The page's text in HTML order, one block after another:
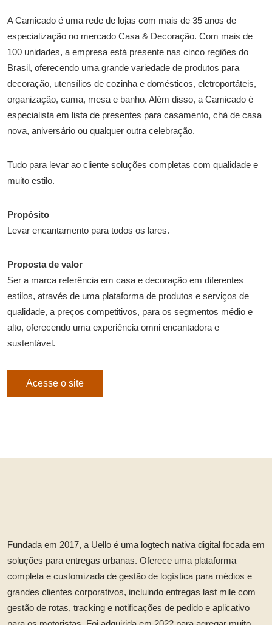
A Camicado é uma rede de lojas com mais de 35 anos de
especialização no mercado Casa & Decoração. Com mais de
100 unidades, a empresa está presente nas cinco regiões do
Brasil, oferecendo uma grande variedade de produtos para
decoração, utensílios de cozinha e domésticos, eletroportáteis,
organização, cama, mesa e banho. Além disso, a Camicado é
especialista em lista de presentes para casamento, chá de casa
nova, aniversário ou qualquer outra celebração.
Tudo para levar ao cliente soluções completas com qualidade e
muito estilo.
Propósito
Levar encantamento para todos os lares.
Proposta de valor
Ser a marca referência em casa e decoração em diferentes
estilos, através de uma plataforma de produtos e serviços de
qualidade, a preços competitivos, para os segmentos médio e
alto, oferecendo uma experiência omni encantadora e
sustentável.
Acesse o site
Fundada em 2017, a Uello é uma logtech nativa digital focada em
soluções para entregas urbanas. Oferece uma plataforma
completa e customizada de gestão de logística para médios e
grandes clientes corporativos, incluindo entregas last mile com
gestão de rotas, tracking e notificações de pedido e aplicativo